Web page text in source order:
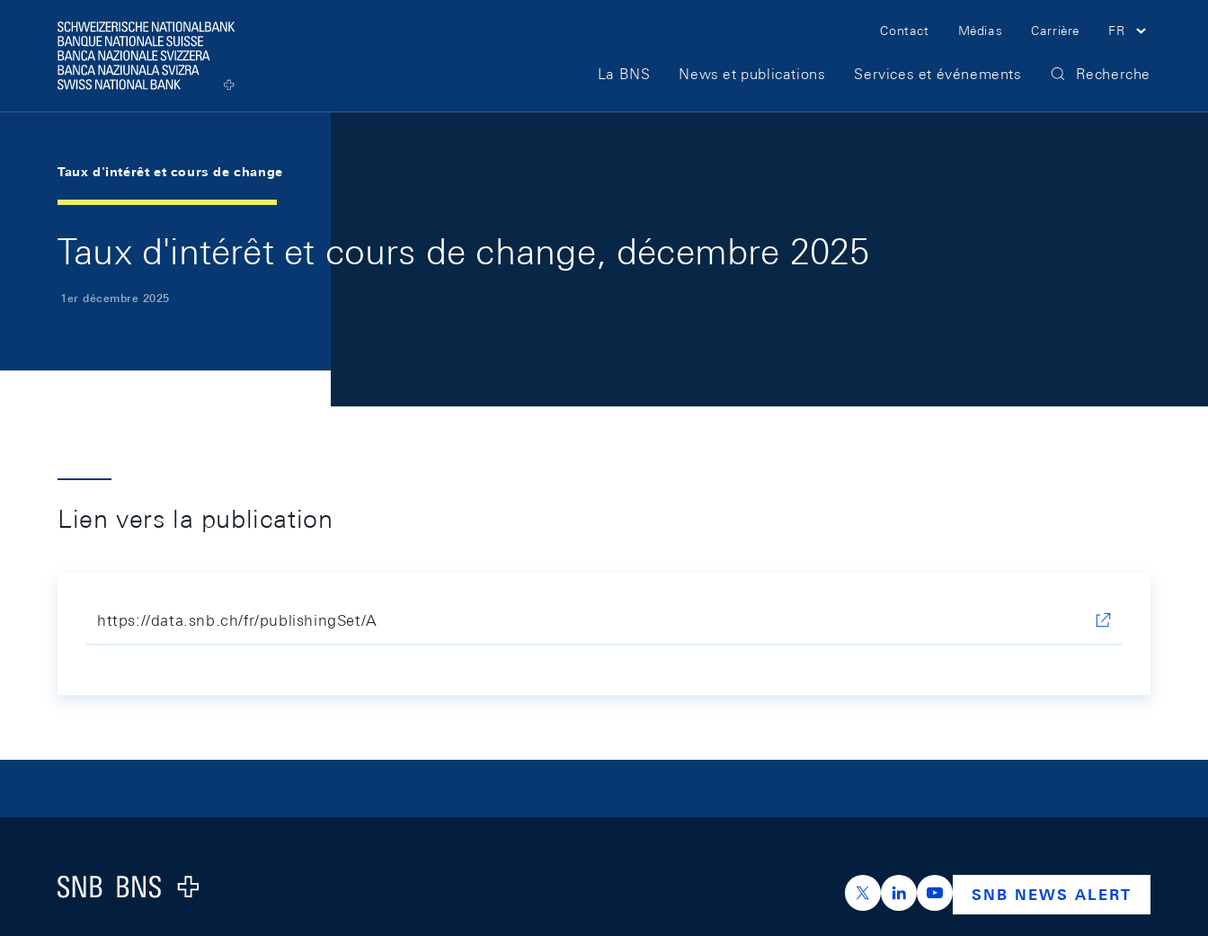
Logo
Meta Navigation
Contact Médias Carrière FR
Main Navigation
La BNS News et publications Services et événements Recherche
Taux d'intérêt et cours de change
Taux d'intérêt et cours de change, décembre 2025
1er décembre 2025
Lien vers la publication
https://data.snb.ch/fr/publishingSet/A
Logo
https://x.com/snb_bns
https://ch.linkedin.com/company/swiss-
https://www.youtube.com/
SNB NEWS ALERT